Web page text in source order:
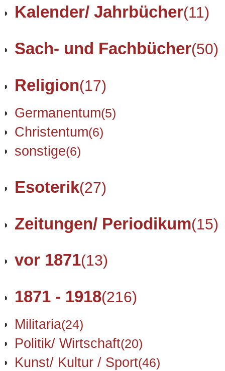
Kalender/ Jahrbücher(11)
Sach- und Fachbücher(50)
Religion(17)
Germanentum(5)
Christentum(6)
sonstige(6)
Esoterik(27)
Zeitungen/ Periodikum(15)
vor 1871(13)
1871 - 1918(216)
Militaria(24)
Politik/ Wirtschaft(20)
Kunst/ Kultur / Sport(46)